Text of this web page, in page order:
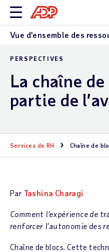
Vue d’ensemble des
PERSPECTIVES
La chaîne
partie de
Services de RH Chaîne de
Par Tashina Charagi
Comment l’expérience de
renforcer l’autonomie des
Chaîne de blocs. Cette